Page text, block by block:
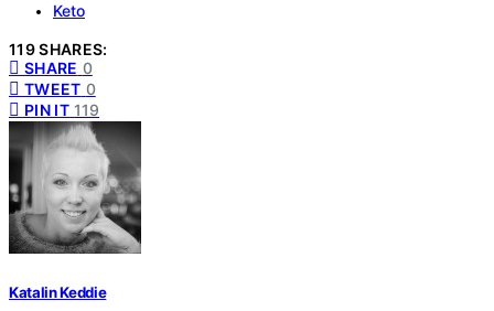
Keto
119 SHARES:
SHARE 0
TWEET 0
PIN IT 119
Katalin Keddie